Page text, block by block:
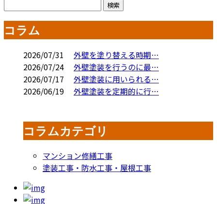
コラム
2026/07/31
外壁を塗り替える時期…
2026/07/24
外壁塗装を行うのに最…
2026/07/17
外壁塗装に用いられる…
2026/06/19
外壁塗装を定期的に行…
コラムカテゴリ
マンション修繕工事
塗装工事・防水工事・屋根工事